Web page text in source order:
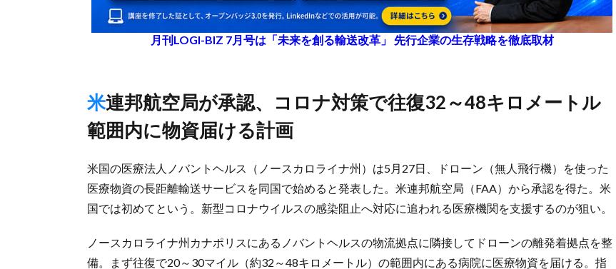
月刊LOGI-BIZ 7月号は「未来を創る輸送改革」 先行企業の生存戦略を徹底取材
米連邦航空局が承認、コロナ対策で往復32～48キロメートル
範囲内に物資届ける計画
米国の医療法人ノバントヘルス（ノースカロライナ州）は5月27日、ドローン（無人飛行機）を使った
医療物資の長距離輸送サービスを同国で始めると発表した。米連邦航空局（FAA）から承認を得た。米
国では初めてという。新型コロナウイルスの感染阻止へ対応に追われる医療機関を支援するのが狙い。
ノースカロライナ州カナポリスにあるノバントヘルスの物流拠点に隣接してドローンの離発着拠点を整
備。まず往復で20～30マイル（約32～48キロメートル）の範囲内にある病院に医療物資を届ける。指